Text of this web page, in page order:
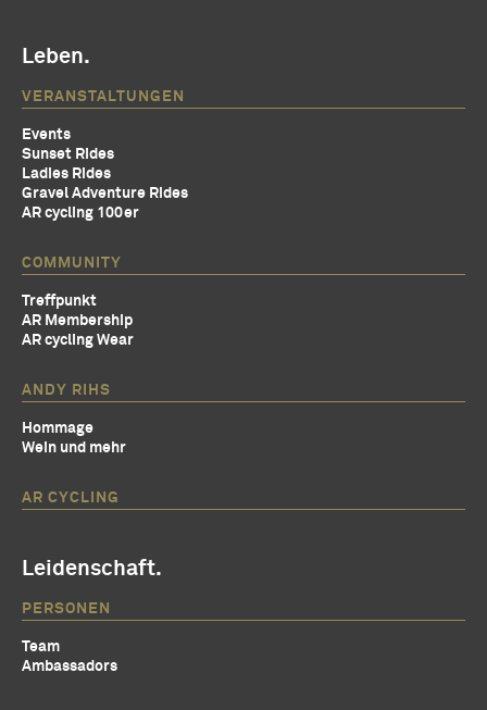
Leben.
VERANSTALTUNGEN
Events
Sunset Rides
Ladies Rides
Gravel Adventure Rides
AR cycling 100er
COMMUNITY
Treffpunkt
AR Membership
AR cycling Wear
ANDY RIHS
Hommage
Wein und mehr
AR CYCLING
Leidenschaft.
PERSONEN
Team
Ambassadors